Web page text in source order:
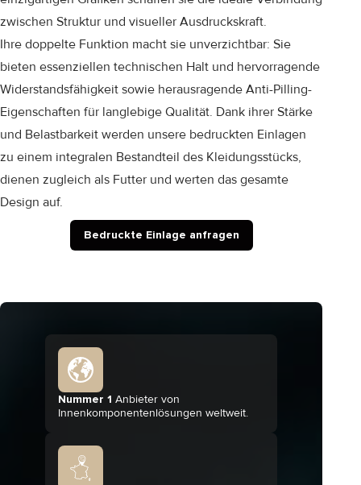
zwischen Struktur und visueller Ausdruckskraft.
Ihre doppelte Funktion macht sie unverzichtbar: Sie
bieten essenziellen technischen Halt und hervorragende
Widerstandsfähigkeit sowie herausragende Anti-Pilling-
Eigenschaften für langlebige Qualität. Dank ihrer Stärke
und Belastbarkeit werden unsere bedruckten Einlagen
zu einem integralen Bestandteil des Kleidungsstücks,
dienen zugleich als Futter und werten das gesamte
Design auf.
Bedruckte Einlage anfragen
Nummer 1 Anbieter von
Innenkomponentenlösungen weltweit.